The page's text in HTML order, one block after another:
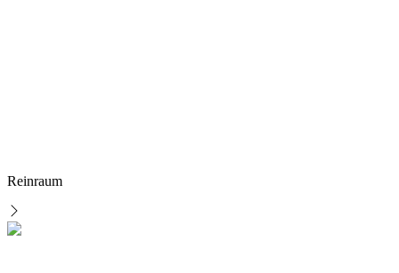
Reinraum